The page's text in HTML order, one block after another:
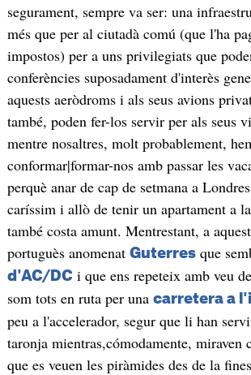
segurament, sempre va ser: una
més que per al ciutadà comú (que l'ha
impostos) per a uns privilegiats que
conferències suposadament d'interès
aquests aeròdroms i als seus avions
també, poden fer-los servir per als seus
mentre nosaltres, molt probablement,
conformar|formar-nos amb passar les
perquè anar de cap de setmana a
caríssim i allò de tenir un apartament a
també costa amunt. Mentrestant, a
portuguès anomenat Guterresque
d'AC/DC i que ens repeteix amb veu
som tots en ruta per una carretera a
peu a l'accelerador, segur que li han
taronja mientras,cómodamente, miraven
que es veuen les piràmides des de la